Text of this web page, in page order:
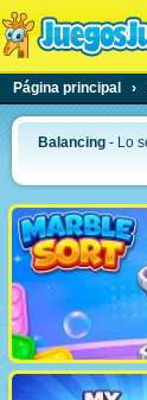
Página principal ›
Balancing- Lo